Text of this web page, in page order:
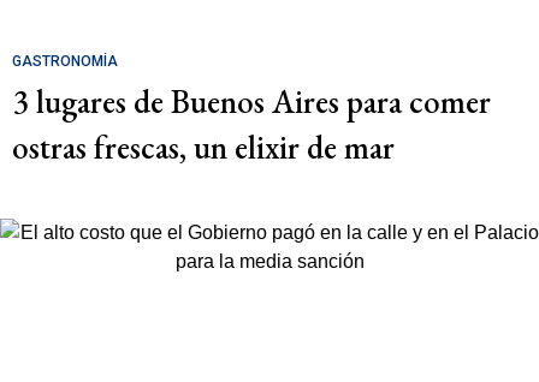
GASTRONOMÍA
3 lugares de Buenos Aires para comer
ostras frescas, un elixir de mar